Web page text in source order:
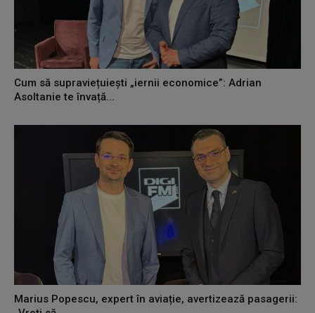
Cum să supraviețuiești „iernii economice”: Adrian
Asoltanie te învață...
Marius Popescu, expert în aviație, avertizează pasagerii: